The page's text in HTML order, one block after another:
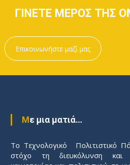
ΓΙΝΕΤΕ ΜΕΡΟΣ ΤΗΣ
Επικοινωνήστε μαζί μας
Με μια ματιά…
Το Τεχνολογικό Πολιτιστικό
στόχο τη διευκόλυνση και